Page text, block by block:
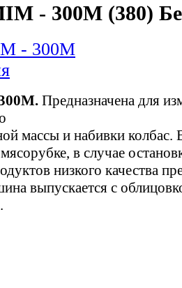
- 300М (380)
Предназначена для
массы и набивки колбас.
мясорубке, в случае
низкого качества
выпускается с